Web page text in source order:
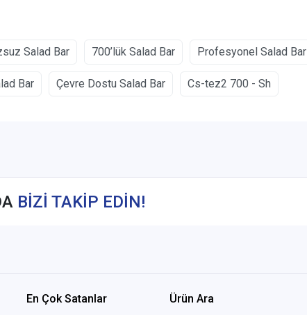
Salad Bar 700’lük Salad Bar Profesyonel Salad Bar
Bar Çevre Dostu Salad Bar Cs-tez2 700 - Sh
BİZİ TAKİP EDİN!
En Çok Satanlar Ürün Ara